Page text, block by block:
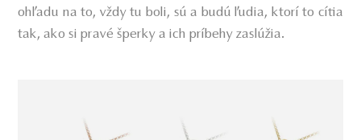
ohľadu na to, vždy tu boli, sú a budú ľudia, ktorí to cítia
tak, ako si pravé šperky a ich príbehy zaslúžia.